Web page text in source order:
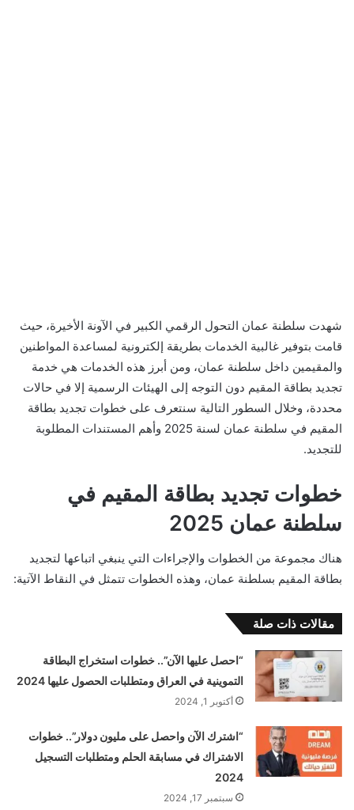
شهدت سلطنة عمان التحول الرقمي الكبير في الآونة الأخيرة، حيث
قامت بتوفير غالبية الخدمات بطريقة إلكترونية لمساعدة المواطنين
والمقيمين داخل سلطنة عمان، ومن أبرز هذه الخدمات هي خدمة
تجديد بطاقة المقيم دون التوجه إلى الهيئات الرسمية إلا في حالات
محددة، وخلال السطور التالية سنتعرف على خطوات تجديد بطاقة
المقيم في سلطنة عمان لسنة 2025 وأهم المستندات المطلوبة
للتجديد.
خطوات تجديد بطاقة المقيم في
سلطنة عمان 2025
هناك مجموعة من الخطوات والإجراءات التي ينبغي اتباعها لتجديد
بطاقة المقيم بسلطنة عمان، وهذه الخطوات تتمثل في النقاط الآتية:
مقالات ذات صلة
“احصل عليها الآن”.. خطوات استخراج البطاقة
التموينية في العراق ومتطلبات الحصول عليها 2024
أكتوبر 1, 2024
“اشترك الآن واحصل على مليون دولار”.. خطوات
الاشتراك في مسابقة الحلم ومتطلبات التسجيل
2024
سبتمبر 17, 2024